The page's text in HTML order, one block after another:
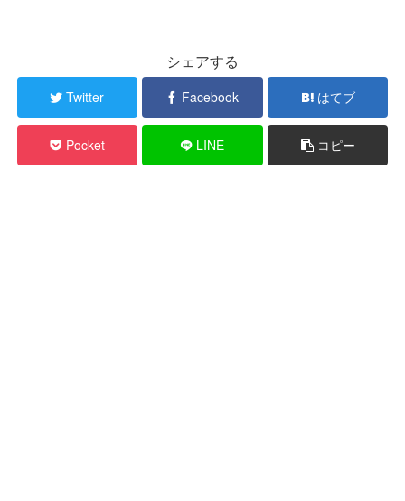
シェアする
Twitter Facebook はてブ
Pocket LINE コピー